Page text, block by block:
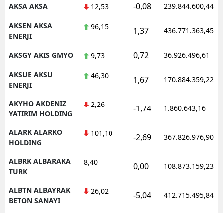
Sinop
Tokat
Şanlıurfa
AKSA AKSA 12,53 -0,08 239.844.600,44
AKSEN AKSA
ENERJI
96,15 1,37 436.771.363,45
AKSGY AKIS GMYO 9,73 0,72 36.926.496,61
AKSUE AKSU
ENERJI
46,30 1,67 170.884.359,22
AKYHO AKDENIZ
YATIRIM HOLDING
2,26 -1,74 1.860.643,16
ALARK ALARKO
HOLDING
101,10 -2,69 367.826.976,90
ALBRK ALBARAKA
TURK
8,40 0,00 108.873.159,23
ALBTN ALBAYRAK
BETON SANAYI
26,02 -5,04 412.715.495,84